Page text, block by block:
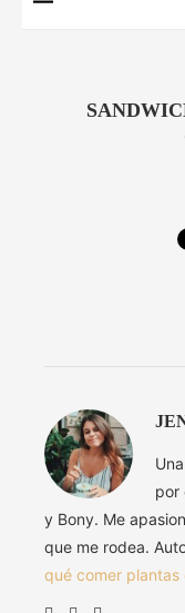
por
y Bony. Me
que me rodea.
qué comer plantas